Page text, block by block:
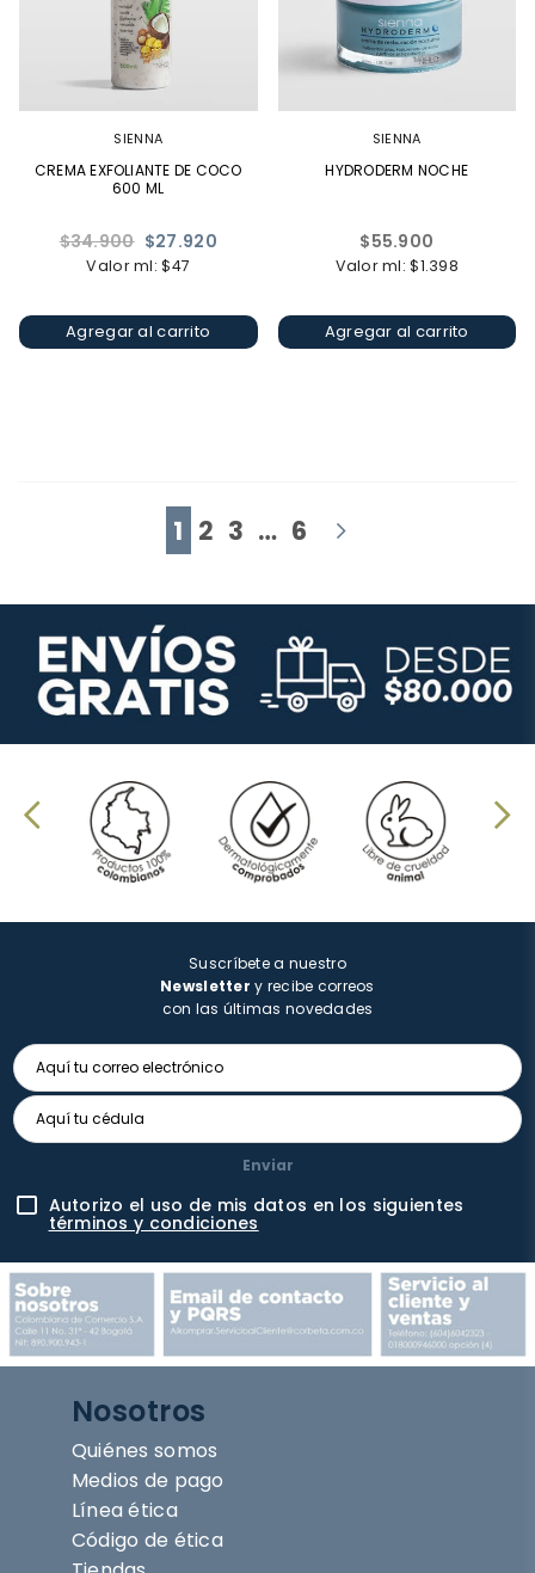
SIENNA
CREMA EXFOLIANTE DE COCO
600 ML
Precio
habitual
$34.900 $27.920
Valor ml: $47
Agregar al carrito
SIENNA
HYDRODERM NOCHE
Precio
habitual
$55.900
Valor ml: $1.398
Agregar al carrito
1 2 3 … 6
Suscríbete a nuestro
Newsletter y recibe correos
con las últimas novedades
Enviar
Autorizo el uso de mis datos en los siguientes
términos y condiciones
Nosotros
Quiénes somos
Medios de pago
Línea ética
Código de ética